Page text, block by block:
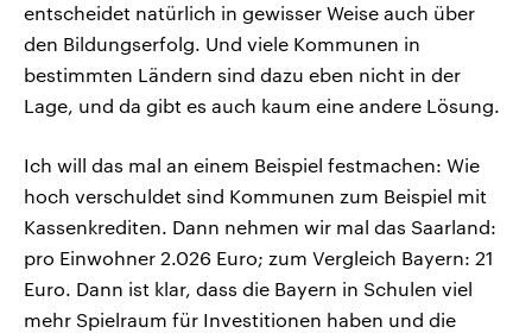
entscheidet natürlich in gewisser Weise auch über
den Bildungserfolg. Und viele Kommunen in
bestimmten Ländern sind dazu eben nicht in der
Lage, und da gibt es auch kaum eine andere Lösung.
Ich will das mal an einem Beispiel festmachen: Wie
hoch verschuldet sind Kommunen zum Beispiel mit
Kassenkrediten. Dann nehmen wir mal das Saarland:
pro Einwohner 2.026 Euro; zum Vergleich Bayern: 21
Euro. Dann ist klar, dass die Bayern in Schulen viel
mehr Spielraum für Investitionen haben und die